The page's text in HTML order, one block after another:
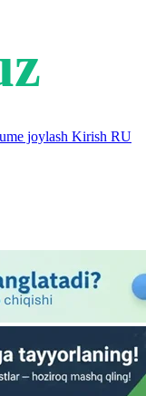
joylash Kirish RU